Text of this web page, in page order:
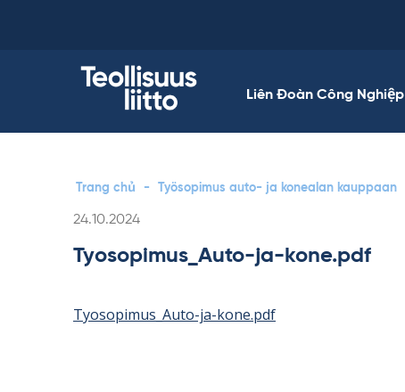
Liên Đoàn Công Nghiệp
Trang chủ - Työsopimus auto- ja konealan kauppaan
Kirjoitettu
24.10.2024
Tyosopimus_Auto-ja-kone.pdf
Tyosopimus_Auto-ja-kone.pdf